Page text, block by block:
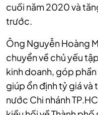
cuối năm 2020 và
trước.
Ông Nguyễn Hoàng
chuyển về chủ yếu
kinh doanh, góp
giúp ổn định tỷ giá và
nước Chi nhánh